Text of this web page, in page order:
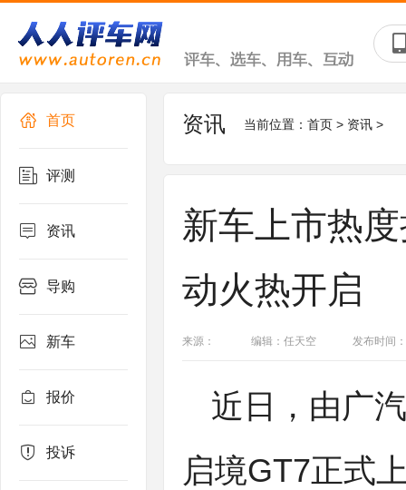
首页
评测
资讯
导购
新车
报价
投诉
资讯 当前位置： 首页 > 资讯 >
新车上市热
动火热开启
来源： 编辑：任天空 发布时间
近日，由广
启境GT7正式